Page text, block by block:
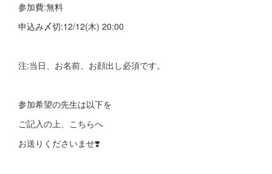
参加費:無料
申込み〆切:12/12(木) 20:00
注:当日、お名前、お顔出し必須です。
参加希望の先生は以下を
ご記入の上、こちらへ
お送りくださいませ❣️